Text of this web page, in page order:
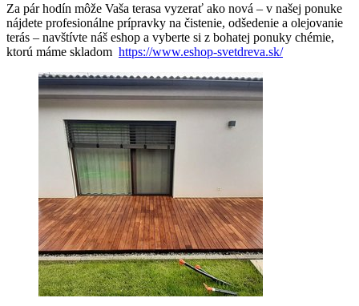
Za pár hodín môže Vaša terasa vyzerať ako nová – v našej ponuke
nájdete profesionálne prípravky na čistenie, odšedenie a olejovanie
terás – navštívte náš eshop a vyberte si z bohatej ponuky chémie,
ktorú máme skladom https://www.eshop-svetdreva.sk/